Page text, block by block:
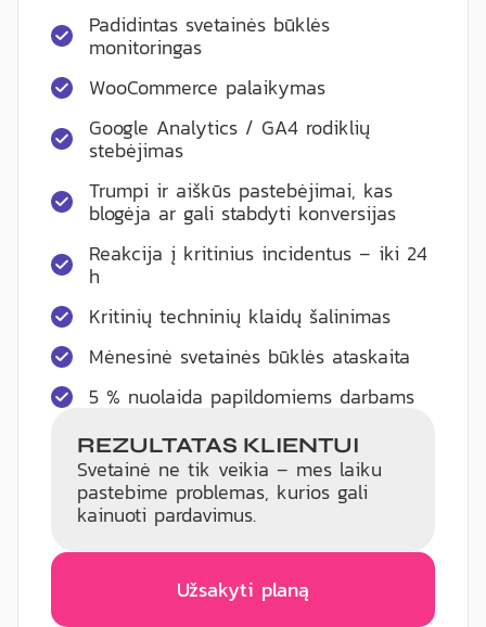
Padidintas svetainės būklės
monitoringas
WooCommerce palaikymas
Google Analytics / GA4 rodiklių
stebėjimas
Trumpi ir aiškūs pastebėjimai, kas
blogėja ar gali stabdyti konversijas
Reakcija į kritinius incidentus – iki 24
h
Kritinių techninių klaidų šalinimas
Mėnesinė svetainės būklės ataskaita
5 % nuolaida papildomiems darbams
REZULTATAS KLIENTUI
Svetainė ne tik veikia – mes laiku
pastebime problemas, kurios gali
kainuoti pardavimus.
Užsakyti planą